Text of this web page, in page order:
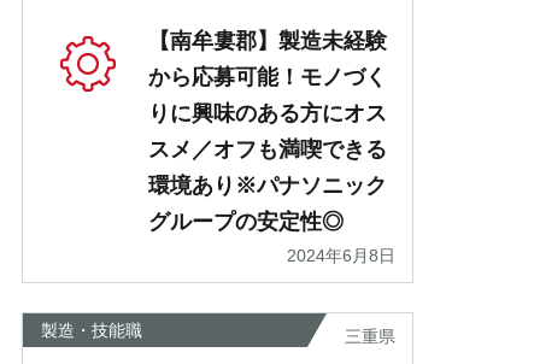
【南牟婁郡】製造未経験
から応募可能！モノづく
りに興味のある方にオス
スメ／オフも満喫できる
環境あり※パナソニック
グループの安定性◎
2024年6月8日
製造・技能職 三重県